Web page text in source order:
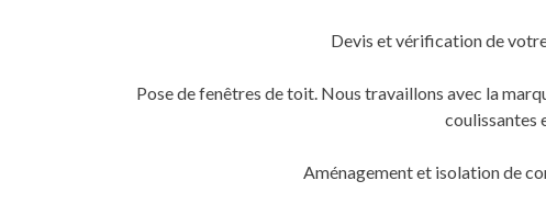
Devis et vérification de
Pose de fenêtres de toit. Nous travaillons avec la
coulissantes
Aménagement et isolation de